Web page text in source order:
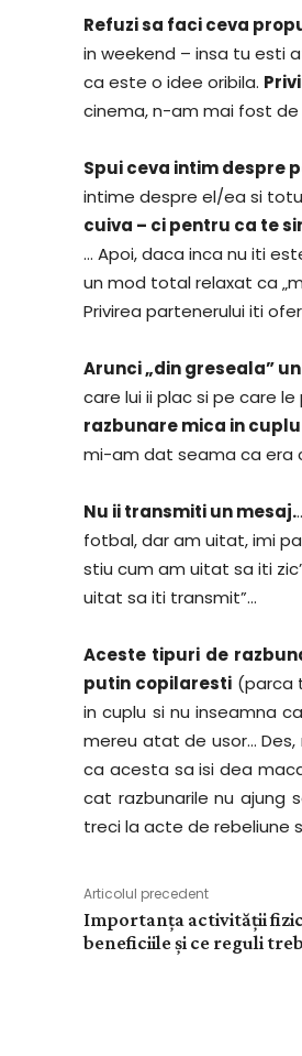
Refuzi sa faci ceva
in weekend – insa tu esti
ca este o idee oribila.
cinema, n-am mai fost de
Spui ceva intim despre
intime despre el/ea si
cuiva – ci pentru ca te
… Apoi, daca inca nu iti
un mod total relaxat ca
Privirea partenerului iti
Arunci „din greseala”
care lui ii plac si pe care
razbunare mica in
mi-am dat seama ca era
Nu ii transmiti un mesaj.
fotbal, dar am uitat, imi
stiu cum am uitat sa iti
uitat sa iti transmit”…
Aceste tipuri de
putin copilaresti(parca
in cuplu si nu inseamna
mereu atat de usor…
ca acesta sa isi dea
cat razbunarile nu ajung
treci la acte de rebeliune
Articolul precedent
Importanța activității
beneficiile și ce reguli